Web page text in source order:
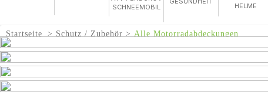
SCHNEEMOBIL
HELME
Startseite Schutz / Zubehör Alle Motorradabdeckungen